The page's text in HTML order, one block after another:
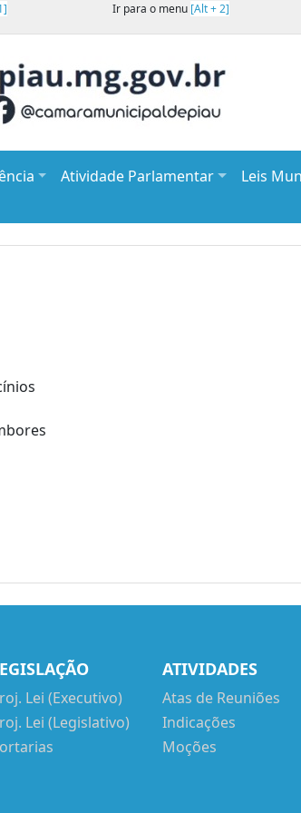
Ir para o menu [Alt + 2]
Atividade Parlamentar Leis
Lei (Executivo)
Lei (Legislativo)
ATIVIDADES
Atas de Reuniões
Indicações
Moções